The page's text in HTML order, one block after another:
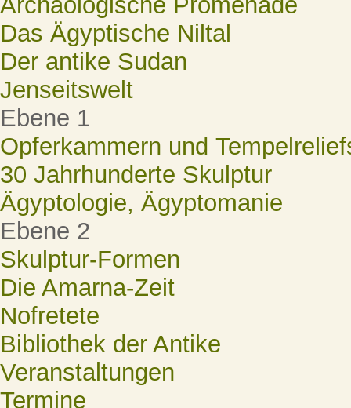
Das Ägyptische Niltal
Der antike Sudan
Jenseitswelt
Ebene 1
Opferkammern und
30 Jahrhunderte Skulptur
Ägyptologie, Ägyptomanie
Ebene 2
Skulptur-Formen
Die Amarna-Zeit
Nofretete
Bibliothek der Antike
Veranstaltungen
Termine